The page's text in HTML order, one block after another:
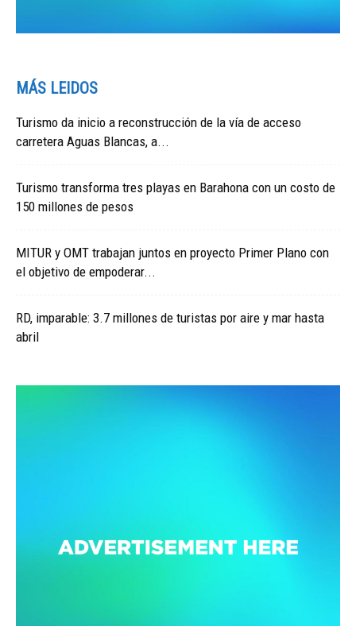
MÁS LEIDOS
Turismo da inicio a reconstrucción de la vía de acceso
carretera Aguas Blancas, a...
Turismo transforma tres playas en Barahona con un costo de
150 millones de pesos
MITUR y OMT trabajan juntos en proyecto Primer Plano con
el objetivo de empoderar...
RD, imparable: 3.7 millones de turistas por aire y mar hasta
abril